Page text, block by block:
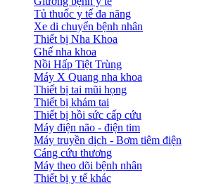
Tủ thuốc y tế đa năng
Xe di chuyển bệnh nhân
Thiết bị Nha Khoa
Ghế nha khoa
Nồi Hấp Tiệt Trùng
Máy X Quang nha khoa
Thiết bị tai mũi họng
Thiết bị khám tai
Thiết bị hồi sức cấp cứu
Máy điện não - điện tim
Máy truyền dịch - Bơm tiêm điện
Cáng cứu thương
Máy theo dõi bệnh nhân
Thiết bị y tế khác